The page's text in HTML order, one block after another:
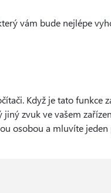
vám bude nejlépe
Když je tato funkce
zvuk ve vašem
osobou a mluvíte